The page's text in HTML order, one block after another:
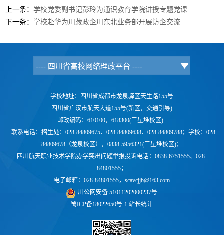
上一条：学校党委副书记彭玲为通识教育学院讲授专题党课
下一条：学校赴华为川藏政企川东北业务部开展访企交流
学校地址：四川省成都市龙泉驿区天生路155号
四川省广汉市航天大道155号(新区，交通引导)
邮政编码：610100，618300(三星堆校区)
联系电话： 招生处：028-84809675、028-84809638、028-84809788；学校： 028-
84809678（龙泉校区），0838-5956321(三星堆校区)；
四川航天职业技术学院办学突出问题举报投诉电话：0838-6751555、028-
84801555；
电子邮箱：028-84801555，scavcjjb@163.com
川公网安备 51011202000237号
蜀ICP备18022650号-1 站长统计